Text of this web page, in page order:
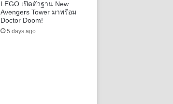
LEGO เปิดตัวฐาน New
Avengers Tower มาพร้อม
Doctor Doom!
5 days ago